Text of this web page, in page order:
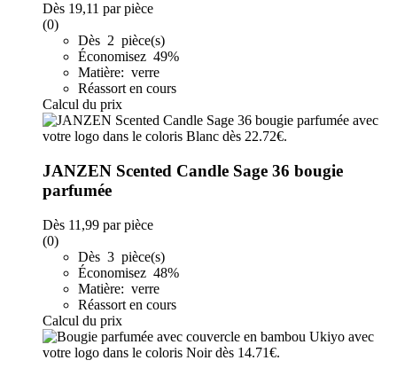
Dès 19,11 par pièce
(0)
Dès 2 pièce(s)
Économisez 49%
Matière: verre
Réassort en cours
Calcul du prix
JANZEN Scented Candle Sage 36 bougie
parfumée
Dès 11,99 par pièce
(0)
Dès 3 pièce(s)
Économisez 48%
Matière: verre
Réassort en cours
Calcul du prix